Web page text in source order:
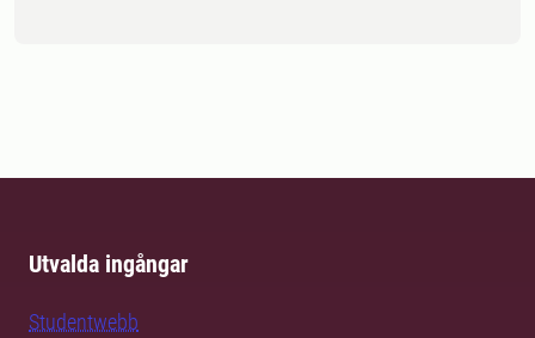
Utvalda ingångar
Studentwebb